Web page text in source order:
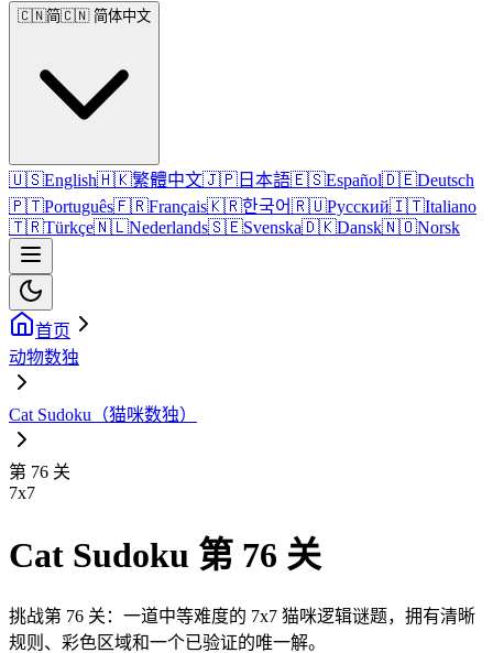
🇨🇳简🇨🇳 简体中文
🇺🇸English🇭🇰繁體中文🇯🇵 日本語🇪🇸Español🇩🇪Deutsch
🇵🇹Português🇫🇷Français🇰🇷한국어🇷🇺Русский🇮🇹Italiano
🇹🇷Türkçe🇳🇱Nederlands🇸🇪Svenska🇩🇰Dansk🇳🇴Norsk
首页
动物数独
Cat Sudoku（猫咪数独）
第 76 关
7x7
Cat Sudoku 第 76 关
挑战第 76 关：一道中等难度的 7x7 猫咪逻辑谜题，拥有清晰
规则、彩色区域和一个已验证的唯一解。